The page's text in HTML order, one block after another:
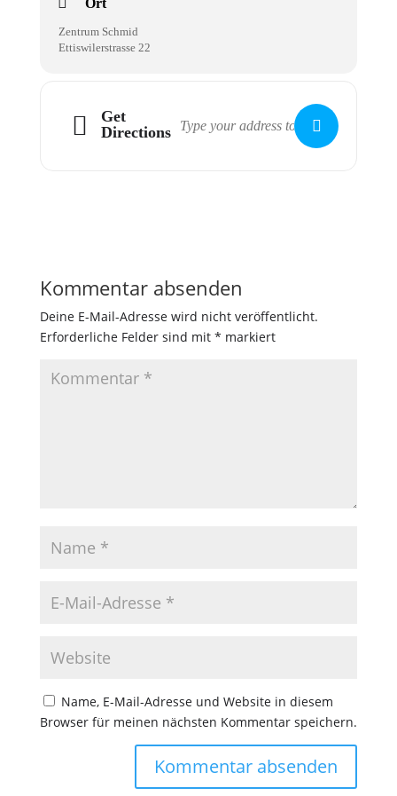
Ort
Zentrum Schmid
Ettiswilerstrasse 22
Get
Directions
Kommentar absenden
Deine E-Mail-Adresse wird nicht veröffentlicht.
Erforderliche Felder sind mit * markiert
Name, E-Mail-Adresse und Website in diesem
Browser für meinen nächsten Kommentar speichern.